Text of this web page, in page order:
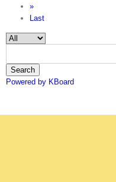
»
Last
Search
Powered by KBoard